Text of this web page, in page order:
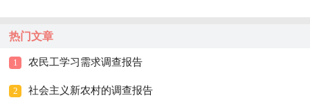
热门文章
1 农民工学习需求调查报告
2 社会主义新农村的调查报告